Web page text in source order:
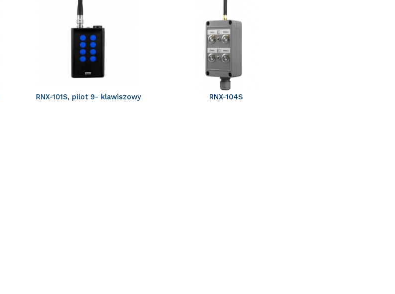
RNX-101S, pilot 9- klawiszowy RNX-104S